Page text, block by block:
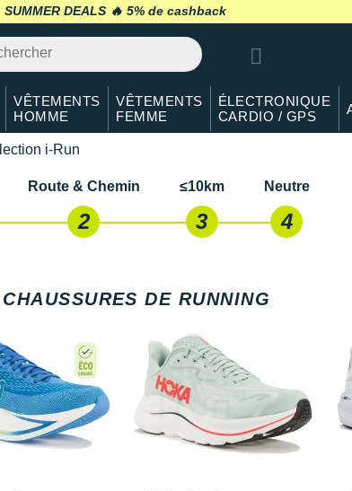
SUMMER DEALS 🔥 retour 30 jours*
VÊTEMENTS
HOMME
VÊTEMENTS
FEMME
ÉLECTRONIQUE
CARDIO / GPS
i-Run
DE RUNNING IDÉALE
moins de 10 kilomètres par semaine avec correction neutre
Route & Chemin
2
≤10km
3
Neutre
4
DE RUNNING